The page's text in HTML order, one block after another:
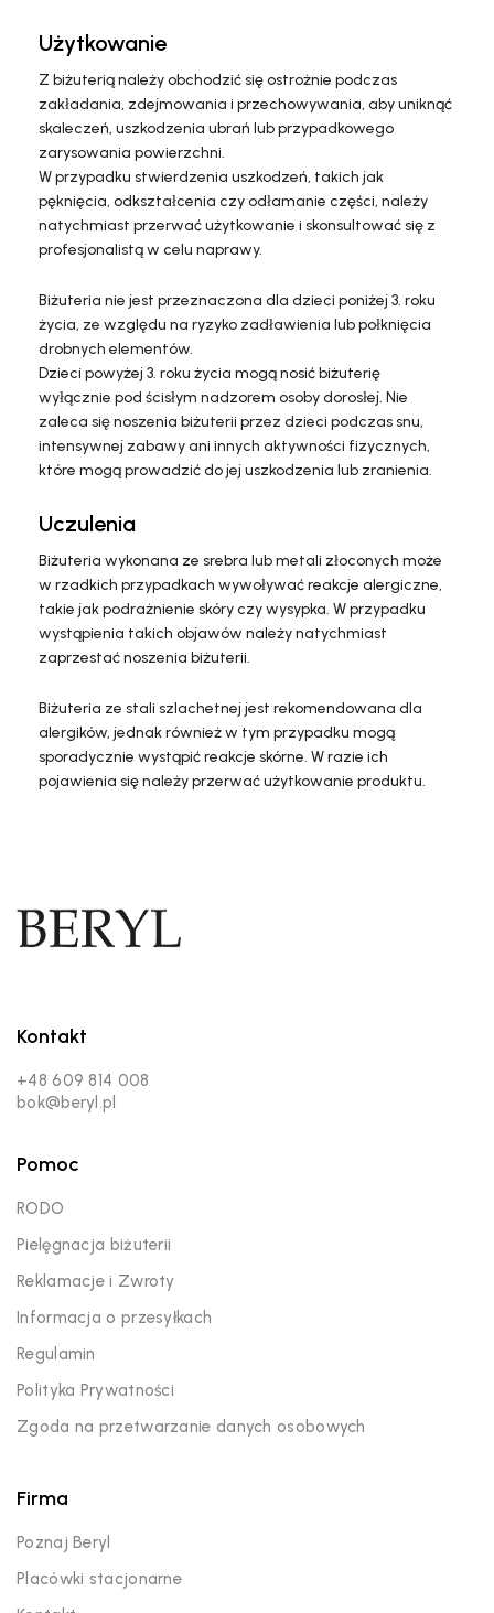
Użytkowanie
Z biżuterią należy obchodzić się ostrożnie podczas
zakładania, zdejmowania i przechowywania, aby uniknąć
skaleczeń, uszkodzenia ubrań lub przypadkowego
zarysowania powierzchni.
W przypadku stwierdzenia uszkodzeń, takich jak
pęknięcia, odkształcenia czy odłamanie części, należy
natychmiast przerwać użytkowanie i skonsultować się z
profesjonalistą w celu naprawy.
Biżuteria nie jest przeznaczona dla dzieci poniżej 3. roku
życia, ze względu na ryzyko zadławienia lub połknięcia
drobnych elementów.
Dzieci powyżej 3. roku życia mogą nosić biżuterię
wyłącznie pod ścisłym nadzorem osoby dorosłej. Nie
zaleca się noszenia biżuterii przez dzieci podczas snu,
intensywnej zabawy ani innych aktywności fizycznych,
które mogą prowadzić do jej uszkodzenia lub zranienia.
Uczulenia
Biżuteria wykonana ze srebra lub metali złoconych może
w rzadkich przypadkach wywoływać reakcje alergiczne,
takie jak podrażnienie skóry czy wysypka. W przypadku
wystąpienia takich objawów należy natychmiast
zaprzestać noszenia biżuterii.
Biżuteria ze stali szlachetnej jest rekomendowana dla
alergików, jednak również w tym przypadku mogą
sporadycznie wystąpić reakcje skórne. W razie ich
pojawienia się należy przerwać użytkowanie produktu.
Kontakt
+48 609 814 008
bok@beryl.pl
Pomoc
RODO
Pielęgnacja biżuterii
Reklamacje i Zwroty
Informacja o przesyłkach
Regulamin
Polityka Prywatności
Zgoda na przetwarzanie danych osobowych
Firma
Poznaj Beryl
Placówki stacjonarne